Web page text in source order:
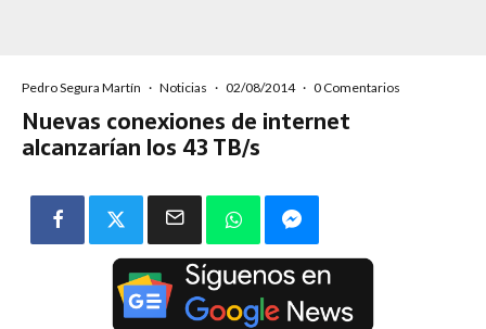
Pedro Segura Martín · Noticias · 02/08/2014 · 0 Comentarios
Nuevas conexiones de internet
alcanzarían los 43 TB/s